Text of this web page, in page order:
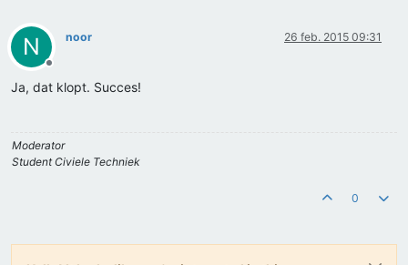
N
Offline
noor 26 feb. 2015 09:31
Ja, dat klopt. Succes!
Moderator
Student Civiele Techniek
0